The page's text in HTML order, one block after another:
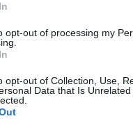
opt-out of processing my
opt-out of Collection, Use,
Data that Is
como premio un gol tras
jornada si Machín
1-3-5-2, es previsible
carrilero izquierdo.
la jornada 8